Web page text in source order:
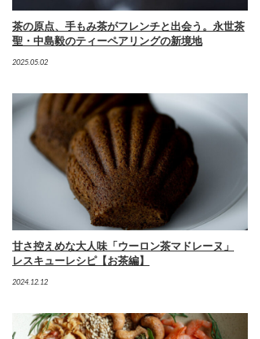
茶の原点、手もみ茶がフレンチと出会う。永世茶
聖・中島毅のティーペアリングの新境地
2025.05.02
甘さ控えめな大人味「ウーロン茶マドレーヌ」
レスキューレシピ【お茶編】
2024.12.12